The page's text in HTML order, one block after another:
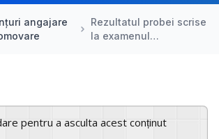
angajare
Rezultatul probei scrise
la examenul…
pentru a asculta acest conținut